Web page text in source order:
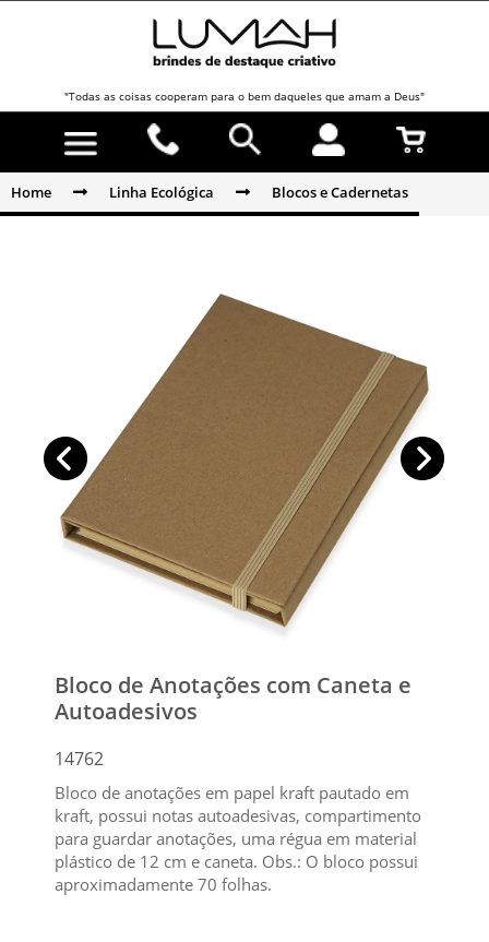
"Todas as coisas cooperam para o bem daqueles que amam a Deus"
Home Linha Ecológica Blocos e Cadernetas
Bloco de Anotações com Caneta e
Autoadesivos
14762
Bloco de anotações em papel kraft pautado em
kraft, possui notas autoadesivas, compartimento
para guardar anotações, uma régua em material
plástico de 12 cm e caneta. Obs.: O bloco possui
aproximadamente 70 folhas.